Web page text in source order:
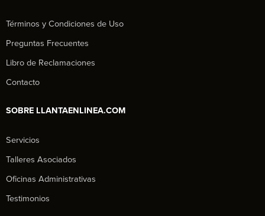
Términos y Condiciones de Uso
Preguntas Frecuentes
Libro de Reclamaciones
Contacto
SOBRE LLANTAENLINEA.COM
Servicios
Talleres Asociados
Oficinas Administrativas
Testimonios